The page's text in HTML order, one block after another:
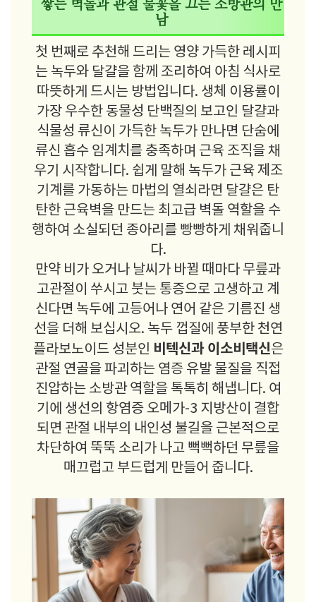
남
첫 번째로 추천해 드리는 영양 가득한 레시피
는 녹두와 달걀을 함께 조리하여 아침 식사로
따뜻하게 드시는 방법입니다. 생체 이용률이
가장 우수한 동물성 단백질의 보고인 달걀과
식물성 류신이 가득한 녹두가 만나면 단숨에
류신 흡수 임계치를 충족하며 근육 조직을 채
우기 시작합니다. 쉽게 말해 녹두가 근육 제조
기계를 가동하는 마법의 열쇠라면 달걀은 탄
탄한 근육벽을 만드는 최고급 벽돌 역할을 수
행하여 소실되던 종아리를 빵빵하게 채워줍니
다.
만약 비가 오거나 날씨가 바뀔 때마다 무릎과
고관절이 쑤시고 붓는 통증으로 고생하고 계
신다면 녹두에 고등어나 연어 같은 기름진 생
선을 더해 보십시오. 녹두 껍질에 풍부한 천연
플라보노이드 성분인 비텍신과 이소비택신은
관절 연골을 파괴하는 염증 유발 물질을 직접
진압하는 소방관 역할을 톡톡히 해냅니다. 여
기에 생선의 항염증 오메가-3 지방산이 결합
되면 관절 내부의 내인성 불길을 근본적으로
차단하여 뚝뚝 소리가 나고 뻑뻑하던 무릎을
매끄럽고 부드럽게 만들어 줍니다.